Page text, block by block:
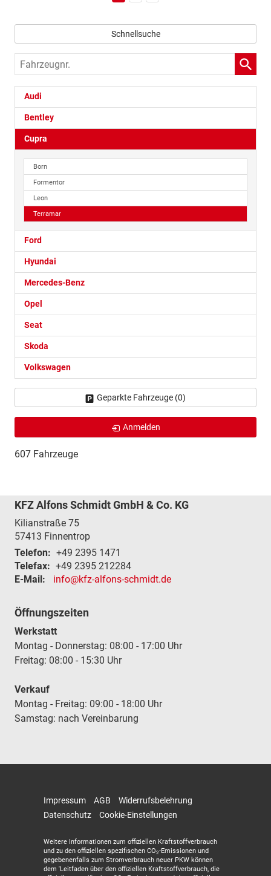
Schnellsuche
Fahrzeugnr.
Audi
Bentley
Cupra
Born
Formentor
Leon
Terramar
Ford
Hyundai
Mercedes-Benz
Opel
Seat
Skoda
Volkswagen
Geparkte Fahrzeuge (0)
Anmelden
607 Fahrzeuge
KFZ Alfons Schmidt GmbH & Co. KG
Kilianstraße 75
57413 Finnentrop
Telefon: +49 2395 1471
Telefax: +49 2395 212284
E-Mail:
info@kfz-alfons-schmidt.de
Öffnungszeiten
Werkstatt
Montag - Donnerstag: 08:00 - 17:00 Uhr
Freitag: 08:00 - 15:30 Uhr
Verkauf
Montag - Freitag: 09:00 - 18:00 Uhr
Samstag: nach Vereinbarung
Impressum AGB
Widerrufsbelehrung
Datenschutz
Cookie-Einstellungen
Weitere Informationen zum offiziellen Kraftstoffverbrauch
und zu den offiziellen spezifischen CO2-Emissionen und
gegebenenfalls zum Stromverbrauch neuer PKW können
dem 'Leitfaden über den offiziellen Kraftstoffverbrauch, die